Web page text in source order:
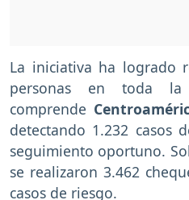
La iniciativa ha logrado
personas en toda la
comprende
detectando 1.232 casos
seguimiento oportuno.
se realizaron 3.462
casos de riesgo.